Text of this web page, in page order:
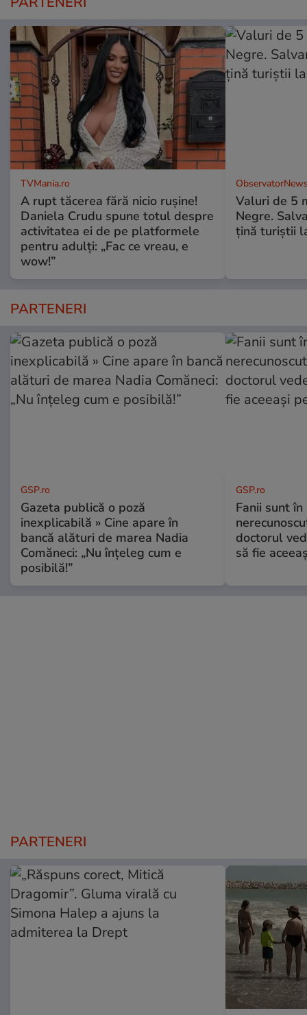
TVMania.ro
A rupt tăcerea fără nicio rușine!
Daniela Crudu spune totul despre
activitatea ei de pe platformele
pentru adulți: „Fac ce vreau, e
wow!”
Valuri de 5
Negre.
ţină turiştii
PARTENERI
GSP.ro
Gazeta publică o poză
inexplicabilă » Cine apare în
bancă alături de marea Nadia
Comăneci: „Nu înțeleg cum e
posibilă!”
GSP.ro
Fanii sunt în
doctorul
să fie
PARTENERI